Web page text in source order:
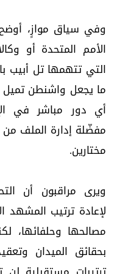
وفي سياق موازٍ،
الأمم المتحدة أو
التي تتهمها تل أبيب
ما يجعل واشنطن تميل
أي دور مباشر في
مفضّلة إدارة الملف
مختارين.
ويرى مراقبون أن
لإعادة ترتيب
مصالحها
بحقائق الميدان